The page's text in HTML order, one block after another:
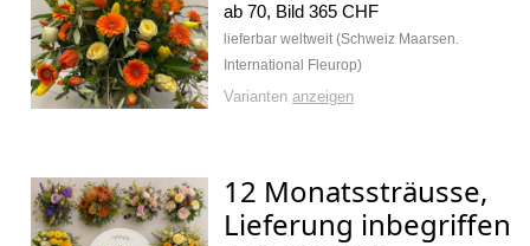
ab 70, Bild 365 CHF
lieferbar weltweit (Schweiz Maarsen.
International Fleurop)
Varianten anzeigen
12 Monatssträusse,
Lieferung inbegriffen